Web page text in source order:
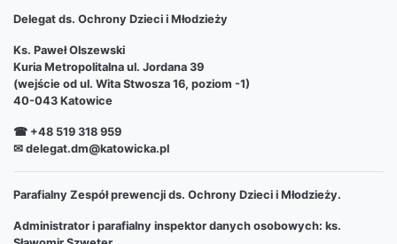
Delegat ds. Ochrony Dzieci i Młodzieży
Ks. Paweł Olszewski
Kuria Metropolitalna ul. Jordana 39
(wejście od ul. Wita Stwosza 16, poziom -1)
40-043 Katowice
☎ +48 519 318 959
✉ delegat.dm@katowicka.pl
Parafialny Zespół prewencji ds. Ochrony Dzieci i Młodzieży.
Administrator i parafialny inspektor danych osobowych: ks.